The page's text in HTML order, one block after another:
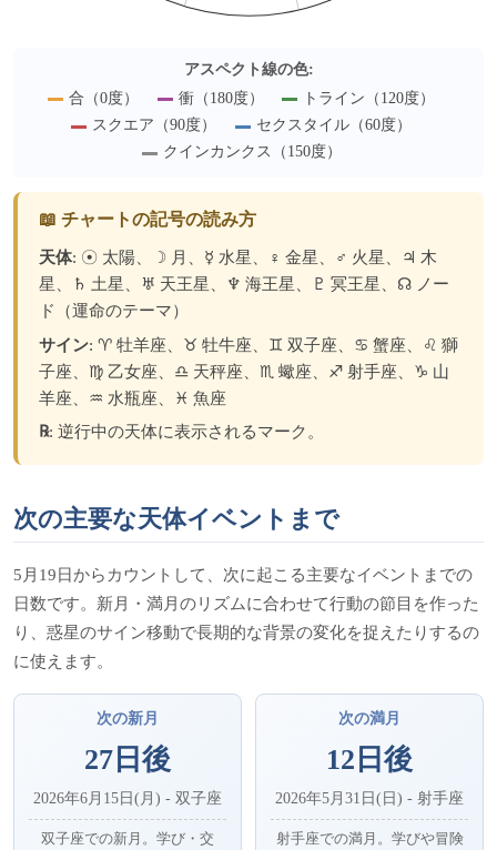
アスペクト線の色:
合（0度）
衝（180度）
トライン（120度）
スクエア（90度）
セクスタイル（60度）
クインカンクス（150度）
📖 チャートの記号の読み方
天体: ☉ 太陽、☽ 月、☿ 水星、♀ 金星、♂ 火星、♃ 木
星、♄ 土星、♅ 天王星、♆ 海王星、♇ 冥王星、☊ ノー
ド（運命のテーマ）
サイン: ♈ 牡羊座、♉ 牡牛座、♊ 双子座、♋ 蟹座、♌ 獅
子座、♍ 乙女座、♎ 天秤座、♏ 蠍座、♐ 射手座、♑ 山
羊座、♒ 水瓶座、♓ 魚座
℞: 逆行中の天体に表示されるマーク。
次の主要な天体イベントまで
5月19日からカウントして、次に起こる主要なイベントまでの
日数です。新月・満月のリズムに合わせて行動の節目を作った
り、惑星のサイン移動で長期的な背景の変化を捉えたりするの
に使えます。
次の新月
27日後
2026年6月15日(月) - 双子座
双子座での新月。学び・交
次の満月
12日後
2026年5月31日(日) - 射手座
射手座での満月。学びや冒険